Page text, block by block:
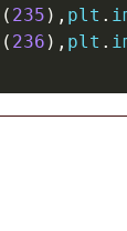
( 235 ) , plt .
( 236 ) , plt .